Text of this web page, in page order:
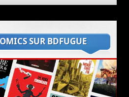
SUR BDFUGUE